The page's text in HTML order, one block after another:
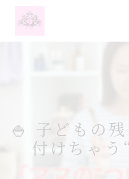
🍚 子どもの
付けちゃう